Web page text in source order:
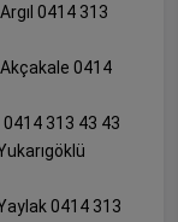
0414 313
0414
313 43 43
0414 313